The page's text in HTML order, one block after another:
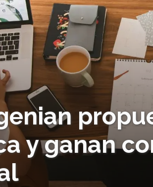
y ganan